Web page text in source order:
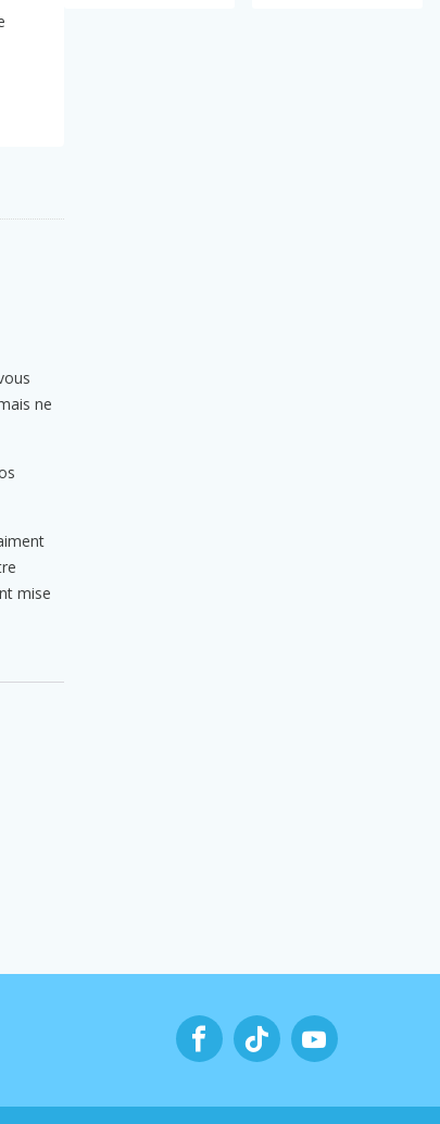
ne
mise